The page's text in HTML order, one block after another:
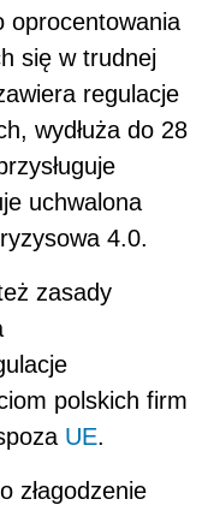
oprocentowania
się w trudnej
regulacje
wydłuża do 28
uchwalona
4.0.
zasady
polskich firm
UE.
złagodzenie